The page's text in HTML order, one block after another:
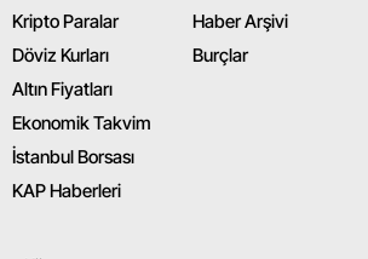
Kripto Paralar
Döviz Kurları
Altın Fiyatları
Ekonomik Takvim
İstanbul Borsası
KAP Haberleri
Haber Arşivi
Burçlar